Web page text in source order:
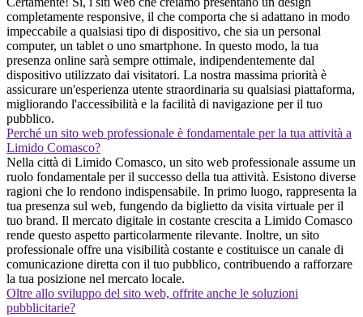
completamente responsive, il che comporta che si adattano in modo
impeccabile a qualsiasi tipo di dispositivo, che sia un personal
computer, un tablet o uno smartphone. In questo modo, la tua
presenza online sarà sempre ottimale, indipendentemente dal
dispositivo utilizzato dai visitatori. La nostra massima priorità è
assicurare un'esperienza utente straordinaria su qualsiasi piattaforma,
migliorando l'accessibilità e la facilità di navigazione per il tuo
pubblico.
Perché un sito web professionale è fondamentale per la tua attività a
Limido Comasco?
Nella città di Limido Comasco, un sito web professionale assume un
ruolo fondamentale per il successo della tua attività. Esistono diverse
ragioni che lo rendono indispensabile. In primo luogo, rappresenta la
tua presenza sul web, fungendo da biglietto da visita virtuale per il
tuo brand. Il mercato digitale in costante crescita a Limido Comasco
rende questo aspetto particolarmente rilevante. Inoltre, un sito
professionale offre una visibilità costante e costituisce un canale di
comunicazione diretta con il tuo pubblico, contribuendo a rafforzare
la tua posizione nel mercato locale.
Oltre allo sviluppo del sito web, offrite anche le soluzioni
pubblicitarie?